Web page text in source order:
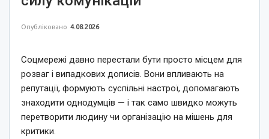
Опубліковано 4.08.2026
Соцмережі давно перестали бути просто місцем для
розваг і випадкових дописів. Вони впливають на
репутації, формують суспільні настрої, допомагають
знаходити однодумців — і так само швидко можуть
перетворити людину чи організацію на мішень для
критики.